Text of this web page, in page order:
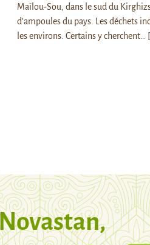
Maïlou-Sou, dans le sud du
d’ampoules du pays. Les déchets
les environs. Certains y cherchent…